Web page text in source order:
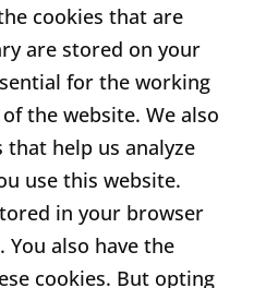
cookies that are
are stored on your
for the working
the website. We also
help us analyze
use this website.
in your browser
also have the
cookies. But opting